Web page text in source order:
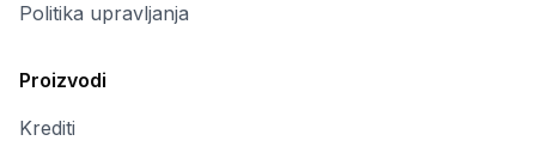
Politika upravljanja
Proizvodi
Krediti